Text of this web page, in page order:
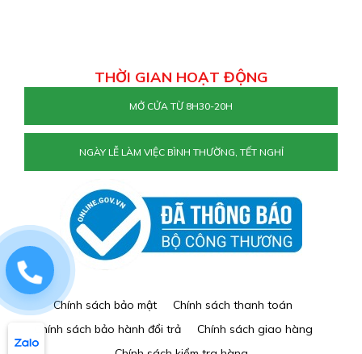
THỜI GIAN HOẠT ĐỘNG
MỞ CỬA TỪ 8H30-20H
NGÀY LỄ LÀM VIỆC BÌNH THƯỜNG, TẾT NGHỈ
Chính sách bảo mật
Chính sách thanh toán
Chính sách bảo hành đổi trả
Chính sách giao hàng
0829884477